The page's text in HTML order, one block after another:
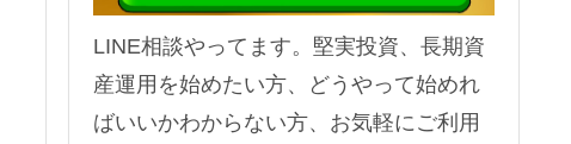
LINE相談やってます。堅実投資、長期資
産運用を始めたい方、どうやって始めれ
ばいいかわからない方、お気軽にご利用